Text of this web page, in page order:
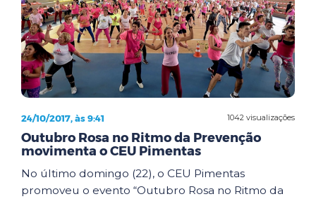
1042 visualizações
24/10/2017, às 9:41
Outubro Rosa no Ritmo da Prevenção
movimenta o CEU Pimentas
No último domingo (22), o CEU Pimentas
promoveu o evento “Outubro Rosa no Ritmo da